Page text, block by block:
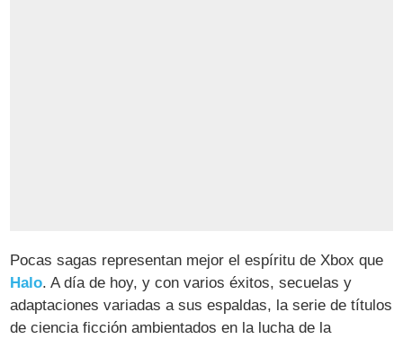
Pocas sagas representan mejor el espíritu de Xbox que
Halo. A día de hoy, y con varios éxitos, secuelas y
adaptaciones variadas a sus espaldas, la serie de títulos
de ciencia ficción ambientados en la lucha de la